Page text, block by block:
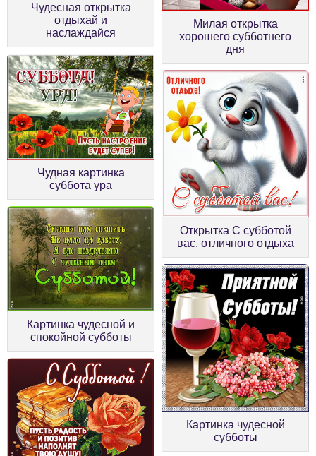
Чудесная открытка
отдыхай и
наслаждайся
Милая открытка
хорошего субботнего
дня
Чудная картинка
суббота ура
Открытка С субботой
вас, отличного отдыха
Картинка чудесной и
спокойной субботы
Картинка чудесной
субботы